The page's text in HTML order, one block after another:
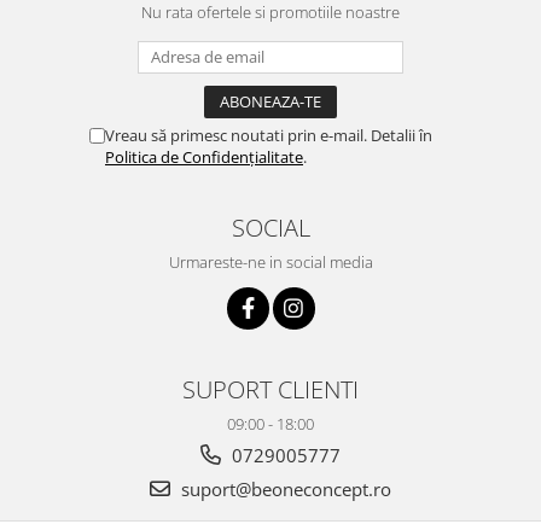
Nu rata ofertele si promotiile noastre
Vreau să primesc noutati prin e-mail. Detalii în
Politica de Confidențialitate.
SOCIAL
Urmareste-ne in social media
SUPORT CLIENTI
09:00 - 18:00
0729005777
suport@beoneconcept.ro